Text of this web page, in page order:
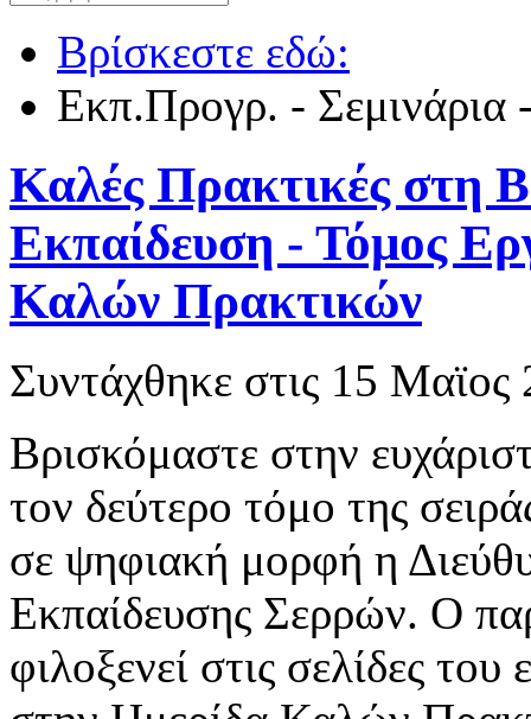
Βρίσκεστε εδώ:
Εκπ.Προγρ. - Σεμινάρια
Καλές Πρακτικές στη
Εκπαίδευση - Τόμος
Καλών Πρακτικών
Συντάχθηκε στις 15 Μαϊος
Βρισκόμαστε στην
τον δεύτερο τόμο της
σε ψηφιακή μορφή η
Εκπαίδευσης Σερρών. Ο
φιλοξενεί στις σελίδες